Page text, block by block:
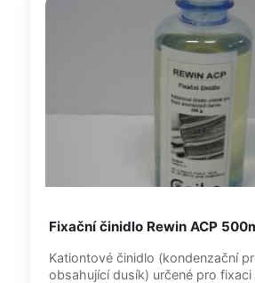
Fixační činidlo Rewin ACP
Kationtové činidlo (kondenzační
obsahující dusík) určené pro